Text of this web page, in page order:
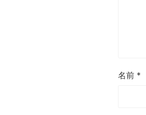
名前 *